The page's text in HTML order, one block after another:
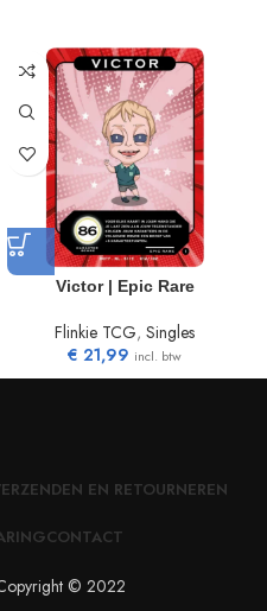
Victor | Epic Rare
Flinkie TCG,Singles
€ 21,99 incl. btw
EN RETOURNEREN
CONTACT
© 2022